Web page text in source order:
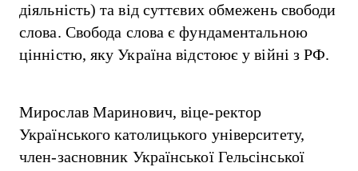
діяльність) та від суттєвих обмежень свободи
слова. Свобода слова є фундаментальною
цінністю, яку Україна відстоює у війні з РФ.
Мирослав Маринович, віце-ректор
Українського католицького університету,
член-засновник Української Гельсінської